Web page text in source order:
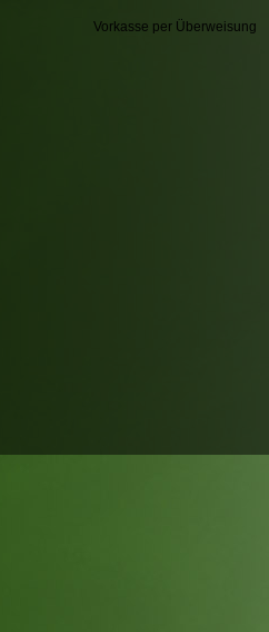
Vorkasse per Überweisung